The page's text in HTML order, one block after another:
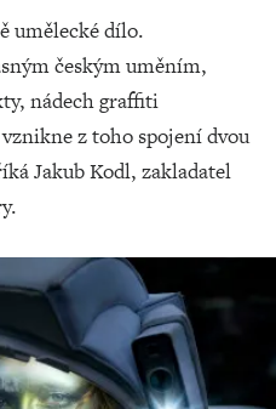
umělecké dílo.
českým uměním,
nádech graffiti
z toho spojení dvou
Jakub Kodl, zakladatel